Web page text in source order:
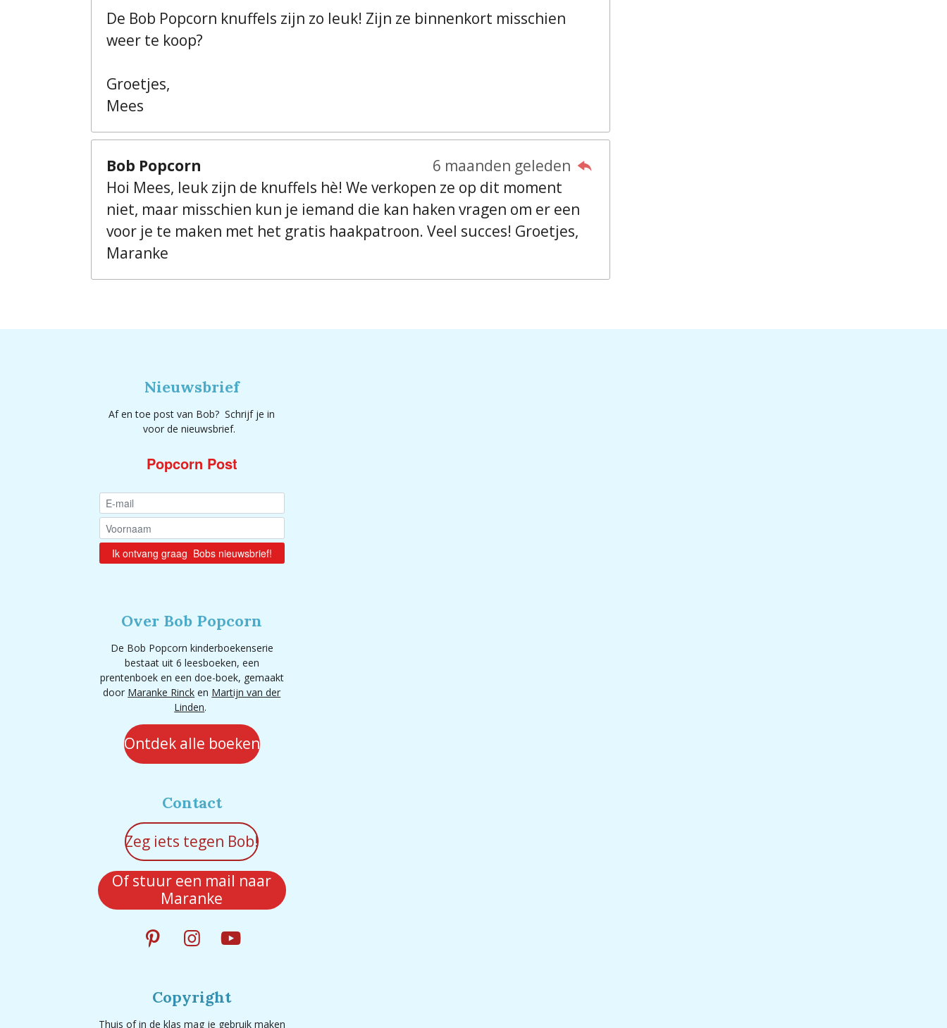
De Bob Popcorn knuffels zijn zo leuk! Zijn ze binnenkort misschien
weer te koop?
Groetjes,
Mees
Bob Popcorn
6 maanden geleden
Hoi Mees, leuk zijn de knuffels hè! We verkopen ze op dit moment
niet, maar misschien kun je iemand die kan haken vragen om er een
voor je te maken met het gratis haakpatroon. Veel succes! Groetjes,
Maranke
Nieuwsbrief
Af en toe post van Bob? Schrijf je in
voor de nieuwsbrief.
Popcorn Post
Over Bob Popcorn
De Bob Popcorn kinderboekenserie
bestaat uit 6 leesboeken, een
prentenboek en een doe-boek, gemaakt
door Maranke Rinck en Martijn van der
Linden.
Ontdek alle boeken
Contact
Zeg iets tegen Bob!
Of stuur een mail naar
Maranke
P
t
e
I
t
Y
T
u
Copyright
Thuis of in de klas mag je gebruik maken